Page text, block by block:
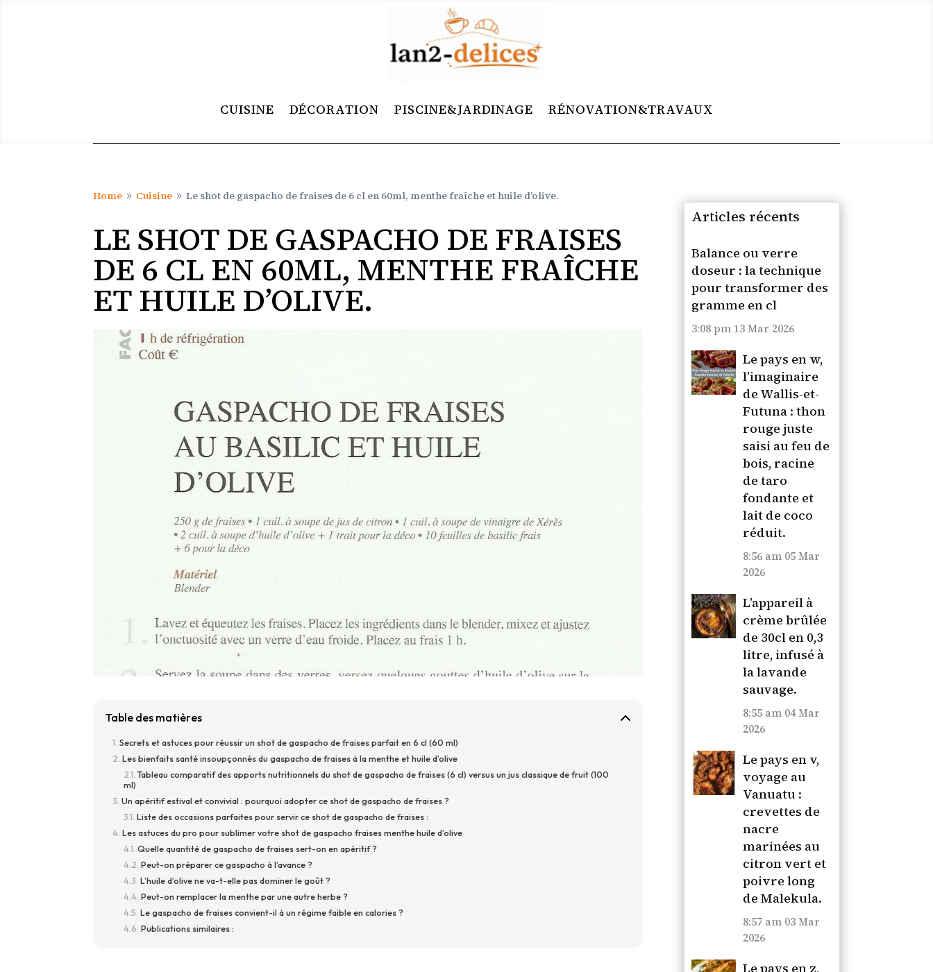
CUISINE DÉCORATION PISCINE&JARDINAGE RÉNOVATION&TRAVAUX
Home 9 Cuisine 9 Le shot de gaspacho de fraises de 6 cl en 60ml, menthe fraîche et huile d’olive.
LE SHOT DE GASPACHO DE FRAISES
DE 6 CL EN 60ML, MENTHE FRAÎCHE
ET HUILE D’OLIVE.
Table des matières
Secrets et astuces pour réussir un shot de gaspacho de fraises parfait en 6 cl (60 ml)
Les bienfaits santé insoupçonnés du gaspacho de fraises à la menthe et huile d’olive
Tableau comparatif des apports nutritionnels du shot de gaspacho de fraises (6 cl) versus un jus classique de fruit (100
ml)
Un apéritif estival et convivial : pourquoi adopter ce shot de gaspacho de fraises ?
Liste des occasions parfaites pour servir ce shot de gaspacho de fraises :
Les astuces du pro pour sublimer votre shot de gaspacho fraises menthe huile d’olive
Quelle quantité de gaspacho de fraises sert-on en apéritif ?
Peut-on préparer ce gaspacho à l’avance ?
L’huile d’olive ne va-t-elle pas dominer le goût ?
Peut-on remplacer la menthe par une autre herbe ?
Le gaspacho de fraises convient-il à un régime faible en calories ?
Publications similaires :
Articles récents
Balance ou verre
doseur : la technique
pour transformer des
gramme en cl
3:08 pm 13 Mar 2026
Le pays en w,
l’imaginaire
de Wallis-et-
Futuna : thon
rouge juste
saisi au feu de
bois, racine
de taro
fondante et
lait de coco
réduit.
8:56 am 05 Mar
2026
L’appareil à
crème brûlée
de 30cl en 0,3
litre, infusé à
la lavande
sauvage.
8:55 am 04 Mar
2026
Le pays en v,
voyage au
Vanuatu :
crevettes de
nacre
marinées au
citron vert et
poivre long
de Malekula.
8:57 am 03 Mar
2026
Le pays en z,